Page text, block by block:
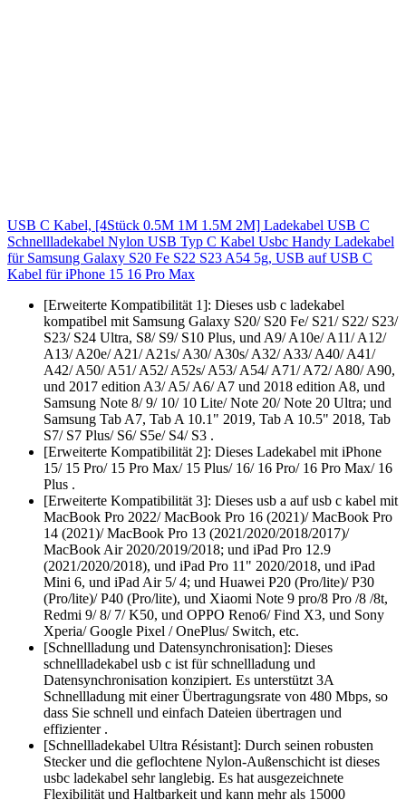
USB C Kabel, [4Stück 0.5M 1M 1.5M 2M] Ladekabel USB C
Schnellladekabel Nylon USB Typ C Kabel Usbc Handy Ladekabel
für Samsung Galaxy S20 Fe S22 S23 A54 5g, USB auf USB C
Kabel für iPhone 15 16 Pro Max
[Erweiterte Kompatibilität 1]: Dieses usb c ladekabel
kompatibel mit Samsung Galaxy S20/ S20 Fe/ S21/ S22/ S23/
S23/ S24 Ultra, S8/ S9/ S10 Plus, und A9/ A10e/ A11/ A12/
A13/ A20e/ A21/ A21s/ A30/ A30s/ A32/ A33/ A40/ A41/
A42/ A50/ A51/ A52/ A52s/ A53/ A54/ A71/ A72/ A80/ A90,
und 2017 edition A3/ A5/ A6/ A7 und 2018 edition A8, und
Samsung Note 8/ 9/ 10/ 10 Lite/ Note 20/ Note 20 Ultra; und
Samsung Tab A7, Tab A 10.1" 2019, Tab A 10.5" 2018, Tab
S7/ S7 Plus/ S6/ S5e/ S4/ S3 .
[Erweiterte Kompatibilität 2]: Dieses Ladekabel mit iPhone
15/ 15 Pro/ 15 Pro Max/ 15 Plus/ 16/ 16 Pro/ 16 Pro Max/ 16
Plus .
[Erweiterte Kompatibilität 3]: Dieses usb a auf usb c kabel mit
MacBook Pro 2022/ MacBook Pro 16 (2021)/ MacBook Pro
14 (2021)/ MacBook Pro 13 (2021/2020/2018/2017)/
MacBook Air 2020/2019/2018; und iPad Pro 12.9
(2021/2020/2018), und iPad Pro 11" 2020/2018, und iPad
Mini 6, und iPad Air 5/ 4; und Huawei P20 (Pro/lite)/ P30
(Pro/lite)/ P40 (Pro/lite), und Xiaomi Note 9 pro/8 Pro /8 /8t,
Redmi 9/ 8/ 7/ K50, und OPPO Reno6/ Find X3, und Sony
Xperia/ Google Pixel / OnePlus/ Switch, etc.
[Schnellladung und Datensynchronisation]: Dieses
schnellladekabel usb c ist für schnellladung und
Datensynchronisation konzipiert. Es unterstützt 3A
Schnellladung mit einer Übertragungsrate von 480 Mbps, so
dass Sie schnell und einfach Dateien übertragen und
effizienter .
[Schnellladekabel Ultra Résistant]: Durch seinen robusten
Stecker und die geflochtene Nylon-Außenschicht ist dieses
usbc ladekabel sehr langlebig. Es hat ausgezeichnete
Flexibilität und Haltbarkeit und kann mehr als 15000